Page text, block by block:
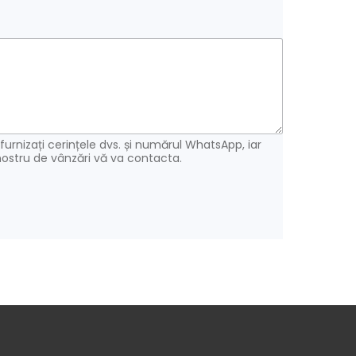
cerințele dvs. și numărul WhatsApp, iar
de vânzări vă va contacta.